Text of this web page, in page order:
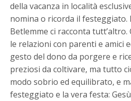
della vacanza in località
nomina o ricorda il festeggiato.
Betlemme ci racconta
le relazioni con parenti e amici
gesto del dono da porgere e
preziosi da coltivare, ma tutto
modo sobrio ed equilibrato, e
festeggiato e la vera festa: